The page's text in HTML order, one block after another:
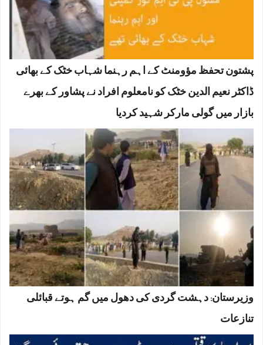
پشتون تحفظ مؤومنٹ کے اہم رہنما شہاب خٹک کے بھائی
ڈاکٹر نعیم الدین خٹک کو نامعلوم افراد نے پشاور کے بھرے
بازار میں گولی مارکر شہید کردیا
وزیرستان: دہشت گردی کی دھول میں گم ہوتے قبائلی
تنازعات